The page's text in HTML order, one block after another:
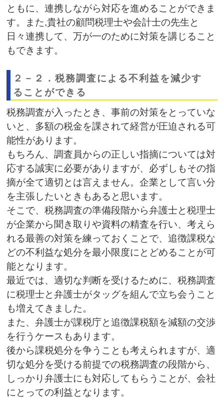
ともに、連携しながら対応を進めることができま
す。また,貴社の顧問税理士や会計士の先生と
日々連携して、万が一のために対策を講じること
もできます。
２－２．税務調査による不利益を減少す
ることができる
税務調査が入ったとき、事前の対策をとっていな
いと、多額の税金を課されて経営が圧迫される可
能性があります。
もちろん、調査員からの正しい指摘については対
応する誠実に必要がありますが、必ずしもその指
摘が全て適切とは言えません。企業として言い分
を主張したいときもあると思います。
そこで、税務調査の準備段階から弁護士と税理士
が企業から聞き取りや資料の精査を行い、考えら
れる最善の対策を練っておくことで、追徴課税な
どの不利益な処分を最小限度にとどめることが可
能となります。
最近では、適切な判断を受けるために、税務調査
に税理士と弁護士がタッグを組んで立ち会うこと
も増えてきました。
また、弁護士が課税庁と追徴課税額を減額の交渉
を行うケースもあります。
後から課税処分を争うことも考えられますが、適
切な処分を受ける前提での税務調査の段階から、
しっかり弁護士にも対応してもらうことが、会社
にとっての利益となります。